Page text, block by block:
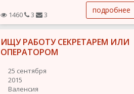
1460 3 3 подробнее
ИЩУ РАБОТУ СЕКРЕТАРЕМ ИЛИ
ОПЕРАТОРОМ
25 сентября
2015
Валенсия